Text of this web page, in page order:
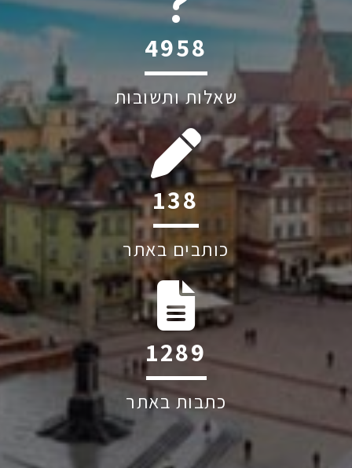
6045
שאלות ותשובות
194
כותבים באתר
1809
כתבות באתר